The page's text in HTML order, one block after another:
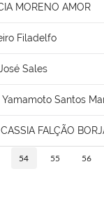
MORENO AMOR
Filadelfo
Sales
Santos
FALÇÃO
54 55 56